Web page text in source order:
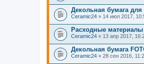
Декольная бумага
Ceramic24 » 14 июл 2017,
Расходные
Ceramic24 » 13 апр 2017,
Декольная бумага
Ceramic24 » 28 сен 2016,